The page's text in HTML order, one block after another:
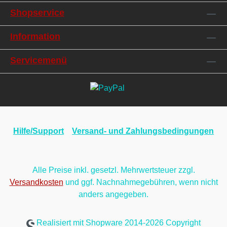
Shopservice
Information
Servicemenü
Hilfe/Support Versand- und Zahlungsbedingungen
Alle Preise inkl. gesetzl. Mehrwertsteuer zzgl.
Versandkosten und ggf. Nachnahmegebühren, wenn nicht
anders angegeben.
Realisiert mit Shopware 2014-2026 Copyright